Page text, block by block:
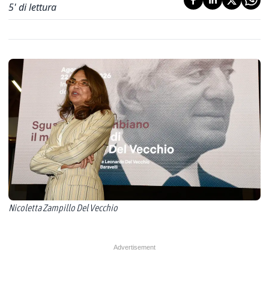
5' di lettura
Nicoletta Zampillo Del Vecchio